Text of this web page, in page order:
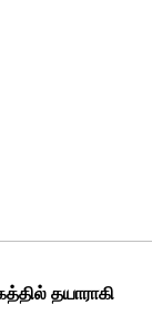
தயாராகி